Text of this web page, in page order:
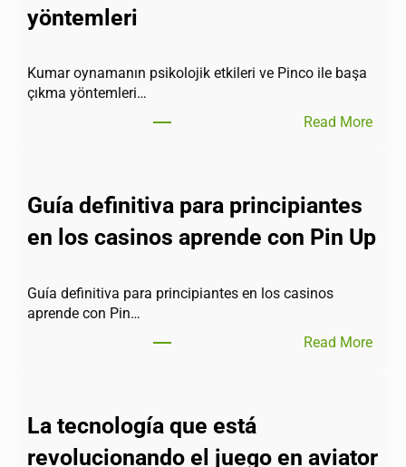
yöntemleri
Kumar oynamanın psikolojik etkileri ve Pinco ile başa
çıkma yöntemleri…
Read More
Guía definitiva para principiantes
en los casinos aprende con Pin Up
Guía definitiva para principiantes en los casinos
aprende con Pin…
Read More
La tecnología que está
revolucionando el juego en aviator